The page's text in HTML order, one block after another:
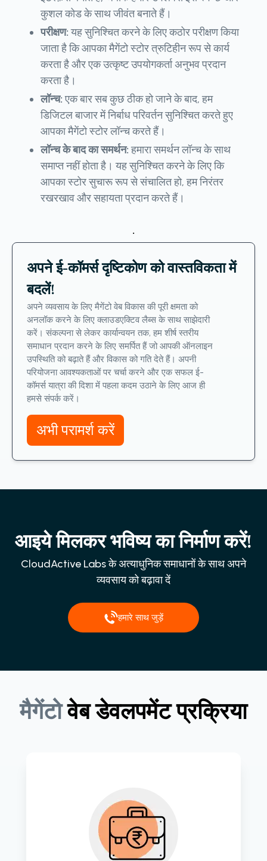
कुशल कोड के साथ जीवंत बनाते हैं।
परीक्षण:यह सुनिश्चित करने के लिए कठोर परीक्षण किया
जाता है कि आपका मैगेंटो स्टोर त्रुटिहीन रूप से कार्य
करता है और एक उत्कृष्ट उपयोगकर्ता अनुभव प्रदान
करता है।
लॉन्च:एक बार सब कुछ ठीक हो जाने के बाद, हम
डिजिटल बाजार में निर्बाध परिवर्तन सुनिश्चित करते हुए
आपका मैगेंटो स्टोर लॉन्च करते हैं।
लॉन्च के बाद का समर्थन:हमारा समर्थन लॉन्च के साथ
समाप्त नहीं होता है। यह सुनिश्चित करने के लिए कि
आपका स्टोर सुचारू रूप से संचालित हो, हम निरंतर
रखरखाव और सहायता प्रदान करते हैं।
.
अपने ई-कॉमर्स दृष्टिकोण को वास्तविकता में
बदलें!
अपने व्यवसाय के लिए मैगेंटो वेब विकास की पूरी क्षमता को
अनलॉक करने के लिए क्लाउडएक्टिव लैब्स के साथ साझेदारी
करें। संकल्पना से लेकर कार्यान्वयन तक, हम शीर्ष स्तरीय
समाधान प्रदान करने के लिए समर्पित हैं जो आपकी ऑनलाइन
उपस्थिति को बढ़ाते हैं और विकास को गति देते हैं। अपनी
परियोजना आवश्यकताओं पर चर्चा करने और एक सफल ई-
कॉमर्स यात्रा की दिशा में पहला कदम उठाने के लिए आज ही
हमसे संपर्क करें।
अभी परामर्श करें
आइये मिलकर भविष्य का निर्माण करें!
CloudActive Labs के अत्याधुनिक समाधानों के साथ अपने
व्यवसाय को बढ़ावा दें
हमारे साथ जुड़ें
मैगेंटोवेबडेवलपमेंटप्रक्रिया
ग्राहकों की ज़रूरतों का गहन विश्लेषण करें और
व्यावसायिक विकास को गति देने वाले अनुकूलित
वेबसाइट समाधान सुनिश्चित करने के लिए